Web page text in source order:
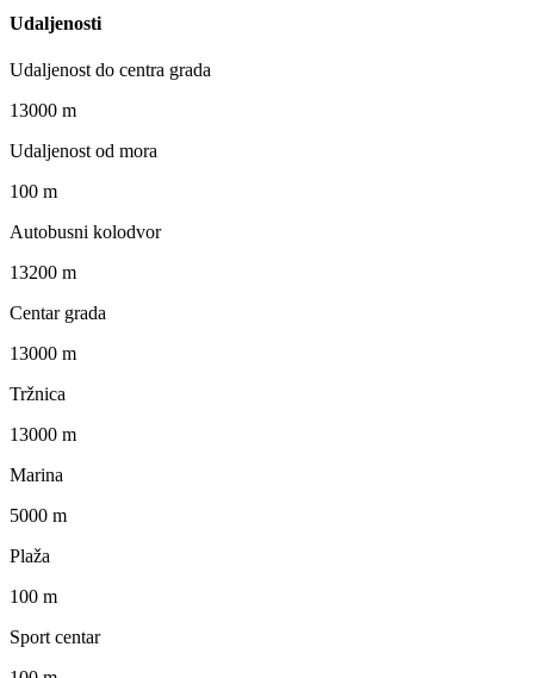
Udaljenosti
Udaljenost do centra grada
13000 m
Udaljenost od mora
100 m
Autobusni kolodvor
13200 m
Centar grada
13000 m
Tržnica
13000 m
Marina
5000 m
Plaža
100 m
Sport centar